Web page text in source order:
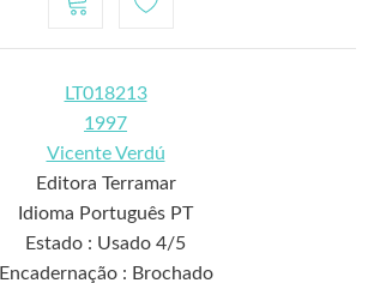
LT018213
1997
Vicente Verdú
Editora Terramar
Idioma Português PT
Estado : Usado 4/5
Encadernação : Brochado